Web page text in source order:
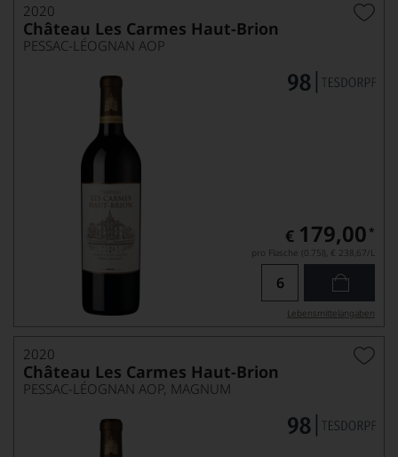
2020
Château Les Carmes Haut-Brion
PESSAC-LÉOGNAN AOP
€ 179,00 *
pro Flasche (0.75l), € 238,67/L
Lebensmittel­angaben
2020
Château Les Carmes Haut-Brion
PESSAC-LÉOGNAN AOP, MAGNUM